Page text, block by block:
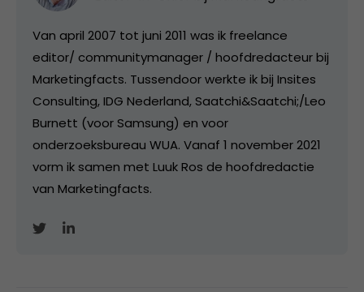
Van april 2007 tot juni 2011 was ik freelance
editor/ communitymanager / hoofdredacteur bij
Marketingfacts. Tussendoor werkte ik bij Insites
Consulting, IDG Nederland, Saatchi&Saatchi;/Leo
Burnett (voor Samsung) en voor
onderzoeksbureau WUA. Vanaf 1 november 2021
vorm ik samen met Luuk Ros de hoofdredactie
van Marketingfacts.